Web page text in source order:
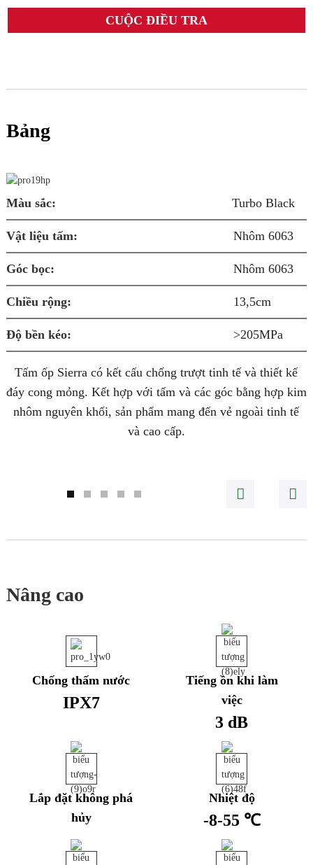
CUỘC ĐIỀU TRA
Bảng
Màu sắc: Turbo Black
Vật liệu tấm: Nhôm 6063
Góc bọc: Nhôm 6063
Chiều rộng: 13,5cm
Độ bền kéo: >205MPa
Tấm ốp Sierra có kết cấu chống trượt tinh tế và thiết kế
đáy cong mỏng. Kết hợp với tấm và các góc bằng hợp kim
nhôm nguyên khối, sản phẩm mang đến vẻ ngoài tinh tế
và cao cấp.
Nâng cao
Chống thấm nước
IPX7
Tiếng ồn khi làm
việc
3 dB
Lắp đặt không phá
hủy
Nhiệt độ
-8-55 ℃